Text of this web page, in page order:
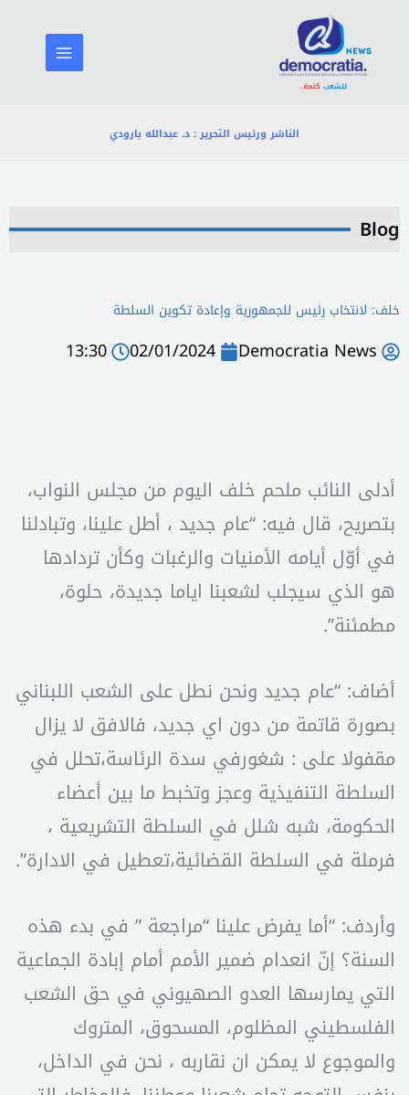
المحتوى
الناشر ورئيس التحرير : د. عبدالله بارودي
Blog
خلف: لانتخاب رئيس للجمهورية وإعادة تكوين السلطة
Democratia News
02/01/2024
13:30
أدلى النائب ملحم خلف اليوم من مجلس النواب،
بتصريح، قال فيه: “عام جديد ، أطل علينا، وتبادلنا
في أوّل أيامه الأمنيات والرغبات وكأن تردادها
هو الذي سيجلب لشعبنا اياما جديدة، حلوة،
مطمئنة”.
أضاف: “عام جديد ونحن نطل على الشعب اللبناني
بصورة قاتمة من دون اي جديد، فالافق لا يزال
مقفولا على : شغورفي سدة الرئاسة،تحلل في
السلطة التنفيذية وعجز وتخبط ما بين أعضاء
الحكومة، شبه شلل في السلطة التشريعية ،
فرملة في السلطة القضائية،تعطيل في الادارة”.
وأردف: “أما يفرض علينا “مراجعة ” في بدء هذه
السنة؟ إنّ انعدام ضمير الأمم أمام إبادة الجماعية
التي يمارسها العدو الصهيوني في حق الشعب
الفلسطيني المظلوم، المسحوق، المتروك
والموجوع لا يمكن ان نقاربه ، نحن في الداخل،